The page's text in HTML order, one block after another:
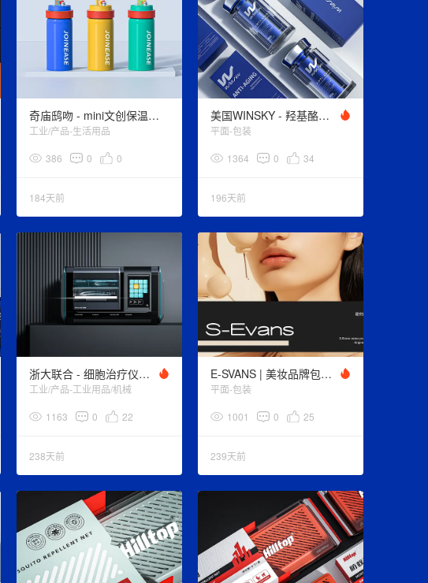
奇庙鸱吻 - mini文创保温杯设计
工业/产品-生活用品
386 0 0
184天前
美国WINSKY - 羟基酪醇抗老软胶囊包装设计
平面-包装
1364 0 34
196天前
浙大联合 - 细胞治疗仪设计 - 第二代
工业/产品-工业用品/机械
1163 0 22
238天前
E-SVANS | 美妆品牌包装设计
平面-包装
1001 0 25
239天前